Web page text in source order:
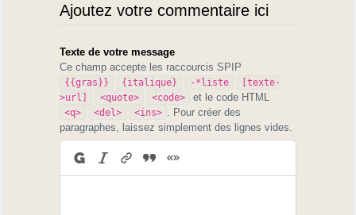
Ajoutez votre commentaire ici
Texte de votre message
Ce champ accepte les raccourcis SPIP
{{gras}} {italique} -*liste
[texte-
>url]
<quote> <code> et le code HTML
<q> <del> <ins>
. Pour créer des
paragraphes, laissez simplement des lignes vides.